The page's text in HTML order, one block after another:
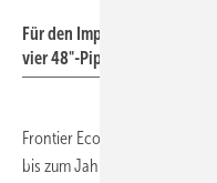
Für den Import von 400
vier 48"-Pipelines
Frontier Economics geht in
bis zum Jahr 2030 in den